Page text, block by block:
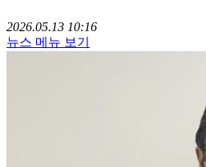
2026.05.13 10:16
뉴스 메뉴 보기